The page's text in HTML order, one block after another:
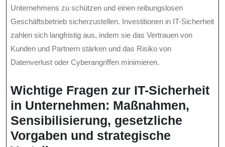
Unternehmens zu schützen und einen reibungslosen
Geschäftsbetrieb sicherzustellen. Investitionen in IT-Sicherheit
zahlen sich langfristig aus, indem sie das Vertrauen von
Kunden und Partnern stärken und das Risiko von
Datenverlust oder Cyberangriffen minimieren.
Wichtige Fragen zur IT-Sicherheit
in Unternehmen: Maßnahmen,
Sensibilisierung, gesetzliche
Vorgaben und strategische